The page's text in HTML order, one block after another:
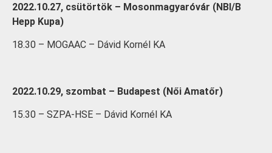
2022.10.27, csütörtök – Mosonmagyaróvár (NBI/B
Hepp Kupa)
18.30 – MOGAAC – Dávid Kornél KA
2022.10.29, szombat – Budapest (Női Amatőr)
15.30 – SZPA-HSE – Dávid Kornél KA